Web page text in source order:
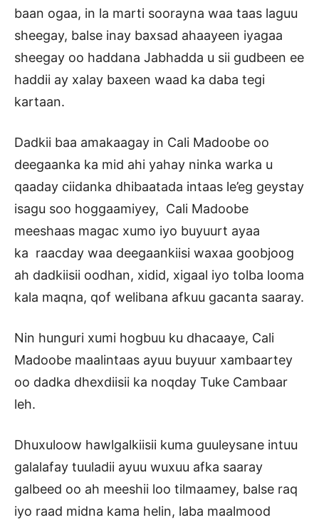
baan ogaa, in la marti soorayna waa taas laguu
sheegay, balse inay baxsad ahaayeen iyagaa
sheegay oo haddana Jabhadda u sii gudbeen ee
haddii ay xalay baxeen waad ka daba tegi
kartaan.
Dadkii baa amakaagay in Cali Madoobe oo
deegaanka ka mid ahi yahay ninka warka u
qaaday ciidanka dhibaatada intaas le’eg geystay
isagu soo hoggaamiyey, Cali Madoobe
meeshaas magac xumo iyo buyuurt ayaa
ka raacday waa deegaankiisi waxaa goobjoog
ah dadkiisii oodhan, xidid, xigaal iyo tolba looma
kala maqna, qof welibana afkuu gacanta saaray.
Nin hunguri xumi hogbuu ku dhacaaye, Cali
Madoobe maalintaas ayuu buyuur xambaartey
oo dadka dhexdiisii ka noqday Tuke Cambaar
leh.
Dhuxuloow hawlgalkiisii kuma guuleysane intuu
galalafay tuuladii ayuu wuxuu afka saaray
galbeed oo ah meeshii loo tilmaamey, balse raq
iyo raad midna kama helin, laba maalmood